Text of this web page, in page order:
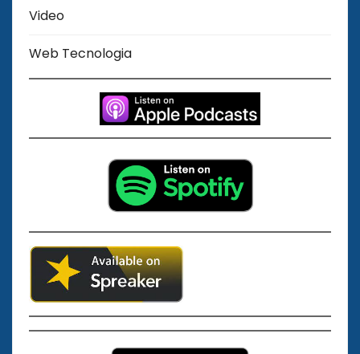
Video
Web Tecnologia